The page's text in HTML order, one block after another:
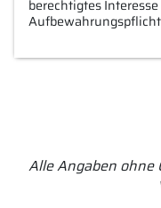
berechtigtes
Alle Angaben